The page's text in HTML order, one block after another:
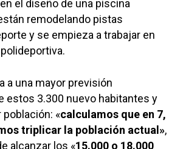
el diseño de una piscina
remodelando pistas
y se empieza a trabajar en
a una mayor previsión
estos 3.300 nuevo habitantes y
población: «calculamos que en 7,
triplicar la población actual»,
alcanzar los «15.000 o 18.000